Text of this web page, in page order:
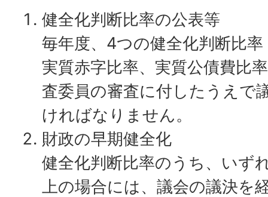
健全化判断比率の公表等
毎年度、4つの健全化判断比
実質赤字比率、実質公債費比
査委員の審査に付したうえで
ければなりません。
財政の早期健全化
健全化判断比率のうち、いず
上の場合には、議会の議決を